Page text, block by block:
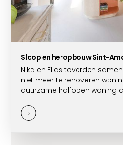
Sloop en heropbouw Sint-
Nika en Elias toverden
niet meer te renoveren
duurzame halfopen woning